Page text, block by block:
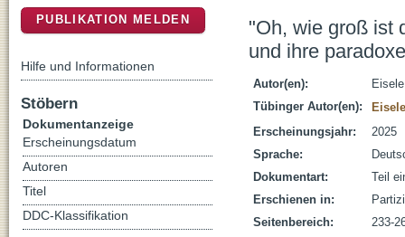
"Oh, wie groß ist
und ihre
Autor(en):
Tübinger Autor(en):
Erscheinungsjahr:
2025
Sprache:
Dokumentart:
Teil
Erschienen in:
Seitenbereich:
233-
PUBLIKATION MELDEN
Hilfe und Informationen
Stöbern
Dokumentanzeige
Erscheinungsdatum
Autoren
Titel
DDC-Klassifikation